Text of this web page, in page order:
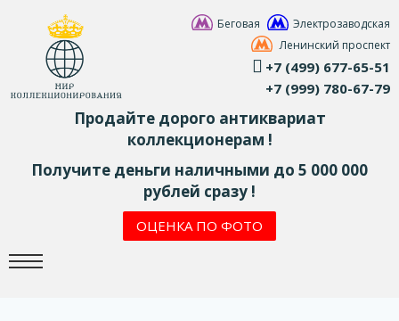
Беговая
Электрозаводская
Ленинский проспект
+7 (499) 677-65-51
+7 (999) 780-67-79
Продайте дорого антиквариат
коллекционерам !
Получите деньги наличными до 5 000 000
рублей сразу !
ОЦЕНКА ПО ФОТО